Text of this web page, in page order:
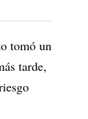
tomó un
tarde,